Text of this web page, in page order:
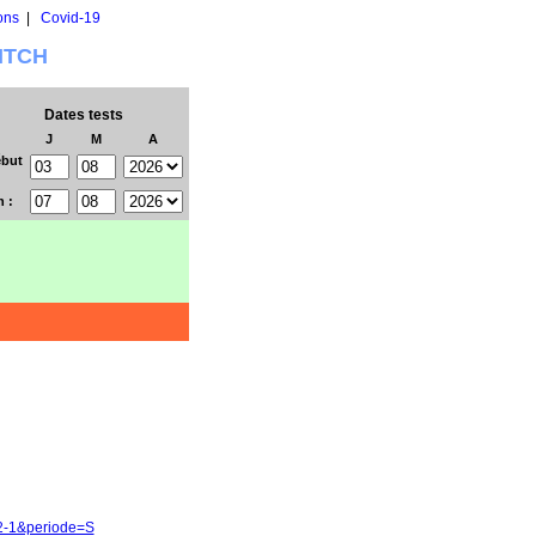
| Covid-19
Dates tests
J M
A
:
1&periode=S